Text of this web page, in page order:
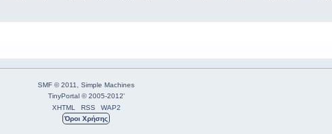
SMF © 2011
Simple Machines
TinyPortal © 2005-2012'
XHTML
RSS
WAP2
Όροι Χρήσης